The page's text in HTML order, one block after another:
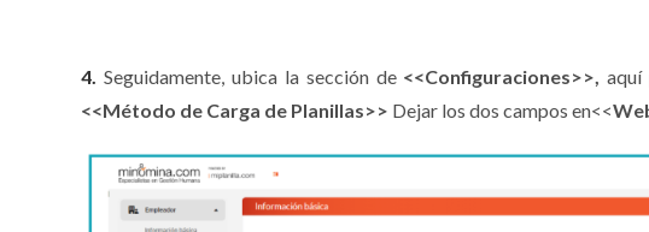
4.Seguidamente, ubica la sección de <<Configuraciones>>, aquí
<<Método de Carga de Planillas>> Dejar los dos campos en<<